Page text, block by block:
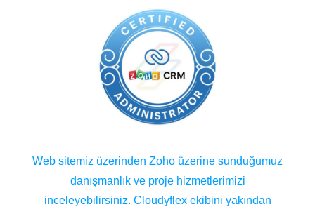
Web sitemiz üzerinden Zoho üzerine sunduğumuz
danışmanlık ve proje hizmetlerimizi
inceleyebilirsiniz. Cloudyflex ekibini yakından